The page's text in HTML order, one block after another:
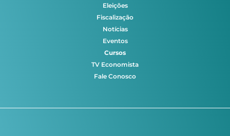
Eleições
Fiscalização
Notícias
Eventos
Cursos
TV Economista
Fale Conosco